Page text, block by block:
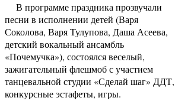
В программе праздника прозвучали
песни в исполнении детей (Варя
Соколова, Варя Тулупова, Даша Асеева,
детский вокальный ансамбль
«Почемучка»), состоялся веселый,
зажигательный флешмоб с участием
танцевальной студии «Сделай шаг» ДДТ,
конкурсные эстафеты, игры.